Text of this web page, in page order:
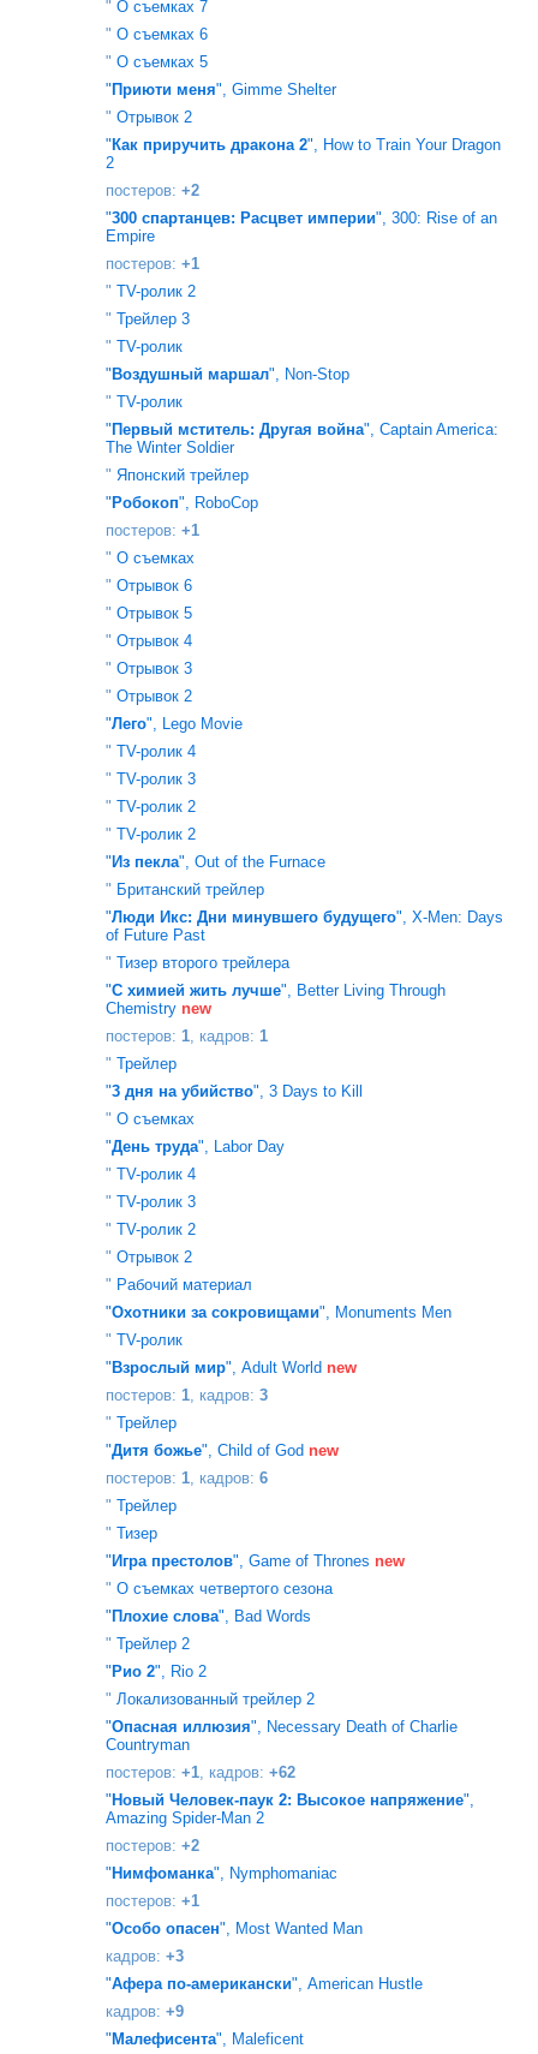
" О съемках 7
" О съемках 6
" О съемках 5
" Приюти меня", Gimme Shelter
" Отрывок 2
" Как приручить дракона 2", How to Train Your Dragon
2
постеров: +2
"300 спартанцев: Расцвет империи", 300: Rise of an
Empire
постеров: +1
" TV-ролик 2
" Трейлер 3
" TV-ролик
" Воздушный маршал", Non-Stop
" TV-ролик
" Первый мститель: Другая война", Captain America:
The Winter Soldier
" Японский трейлер
" Робокоп", RoboCop
постеров: +1
" О съемках
" Отрывок 6
" Отрывок 5
" Отрывок 4
" Отрывок 3
" Отрывок 2
"Лего", Lego Movie
" TV-ролик 4
" TV-ролик 3
" TV-ролик 2
" TV-ролик 2
" Из пекла", Out of the Furnace
" Британский трейлер
"Люди Икс: Дни минувшего будущего", X-Men: Days
of Future Past
" Тизер второго трейлера
"С химией жить лучше", Better Living Through
Chemistry new
постеров: 1, кадров: 1
" Трейлер
"3 дня на убийство", 3 Days to Kill
" О съемках
"День труда", Labor Day
" TV-ролик 4
" TV-ролик 3
" TV-ролик 2
" Отрывок 2
" Рабочий материал
"Охотники за сокровищами", Monuments Men
" TV-ролик
" Взрослый мир", Adult World new
постеров: 1, кадров: 3
" Трейлер
"Дитя божье", Child of God new
постеров: 1, кадров: 6
" Трейлер
" Тизер
" Игра престолов", Game of Thrones new
" О съемках четвертого сезона
" Плохие слова", Bad Words
" Трейлер 2
" Рио 2", Rio 2
" Локализованный трейлер 2
"Опасная иллюзия", Necessary Death of Charlie
Countryman
постеров: +1, кадров: +62
" Новый Человек-паук 2: Высокое напряжение",
Amazing Spider-Man 2
постеров: +2
" Нимфоманка", Nymphomaniac
постеров: +1
"Особо опасен", Most Wanted Man
кадров: +3
"Афера по-американски", American Hustle
кадров: +9
" Малефисента", Maleficent